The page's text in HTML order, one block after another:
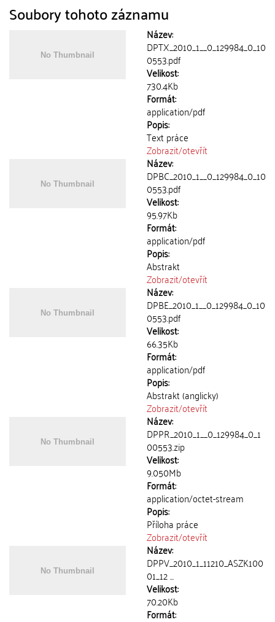
Soubory tohoto záznamu
Název:
DPTX_2010_1__0_129984_0_10
0553.pdf
Velikost:
730.4Kb
Formát:
application/pdf
Popis:
Text práce
Zobrazit/otevřít
Název:
DPBC_2010_1__0_129984_0_10
0553.pdf
Velikost:
95.97Kb
Formát:
application/pdf
Popis:
Abstrakt
Zobrazit/otevřít
Název:
DPBE_2010_1__0_129984_0_10
0553.pdf
Velikost:
66.35Kb
Formát:
application/pdf
Popis:
Abstrakt (anglicky)
Zobrazit/otevřít
Název:
DPPR_2010_1__0_129984_0_1
00553.zip
Velikost:
9.050Mb
Formát:
application/octet-stream
Popis:
Příloha práce
Zobrazit/otevřít
Název:
DPPV_2010_1_11210_ASZK100
01_12 ...
Velikost:
70.20Kb
Formát: